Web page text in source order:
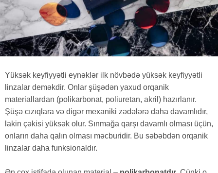
Yüksək keyfiyyətli eynəklər ilk növbədə yüksək keyfiyyətli
linzalar deməkdir. Onlar şüşədən yaxud orqanik
materiallardan (polikarbonat, poliuretan, akril) hazırlanır.
Şüşə cızıqlara və digər mexaniki zədələrə daha davamlıdır,
lakin çəkisi yüksək olur. Sınmağa qarşı davamlı olması üçün,
onların daha qalın olması məcburidir. Bu səbəbdən orqanik
linzalar daha funksionaldır.